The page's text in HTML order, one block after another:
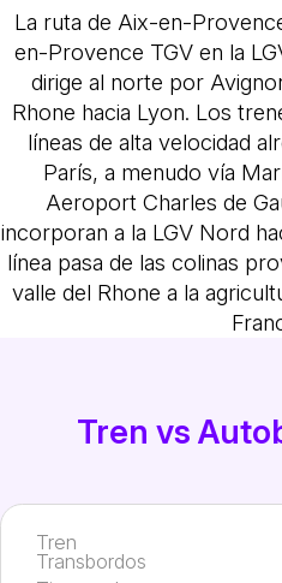
La ruta de Aix-en-
en-Provence TGV en la
dirige al norte por
Rhone hacia Lyon. Los
líneas de alta velocidad
París, a menudo vía
Aeroport Charles de
incorporan a la LGV Nord
línea pasa de las colinas
valle del Rhone a la
Tren vs
Tren
Transbordos